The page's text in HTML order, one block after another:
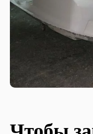
ОСТАВИТЬ ЗАЯВКУ